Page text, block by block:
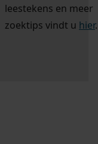
leestekens en meer
zoektips vindt u hier.